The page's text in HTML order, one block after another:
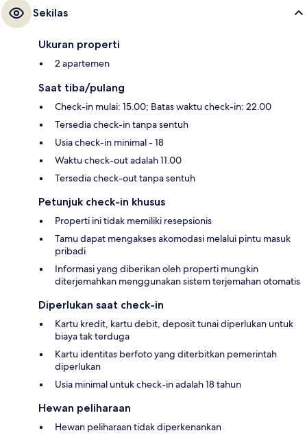
Sekilas
Ukuran properti
2 apartemen
Saat tiba/pulang
Check-in mulai: 15.00; Batas waktu check-in: 22.00
Tersedia check-in tanpa sentuh
Usia check-in minimal - 18
Waktu check-out adalah 11.00
Tersedia check-out tanpa sentuh
Petunjuk check-in khusus
Properti ini tidak memiliki resepsionis
Tamu dapat mengakses akomodasi melalui pintu masuk
pribadi
Informasi yang diberikan oleh properti mungkin
diterjemahkan menggunakan sistem terjemahan otomatis
Diperlukan saat check-in
Kartu kredit, kartu debit, deposit tunai diperlukan untuk
biaya tak terduga
Kartu identitas berfoto yang diterbitkan pemerintah
diperlukan
Usia minimal untuk check-in adalah 18 tahun
Hewan peliharaan
Hewan peliharaan tidak diperkenankan